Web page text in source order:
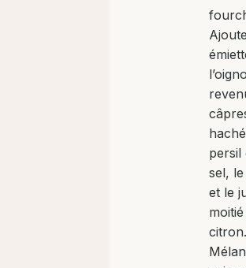
persil
sel,
et le
citron.